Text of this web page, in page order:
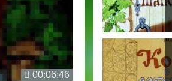
00:06:46